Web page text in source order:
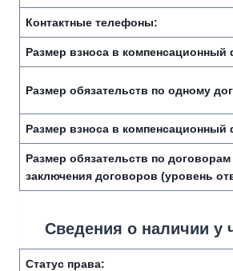
Контактные телефоны:
Размер взноса в
Размер обязательств по одному
Размер взноса в
Размер обязательств по
заключения договоров (уровень
Сведения о наличии у
Статус права: